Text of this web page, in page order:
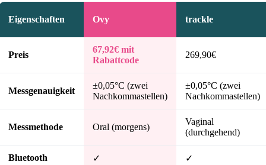
Eigenschaften Ovy trackle
Preis
67,92€ mit
Rabattcode
269,90€
Messgenauigkeit
±0,05°C (zwei
Nachkommastellen)
±0,05°C (zwei
Nachkommastellen)
Messmethode Oral (morgens)
Vaginal
(durchgehend)
Bluetooth ✓ ✓